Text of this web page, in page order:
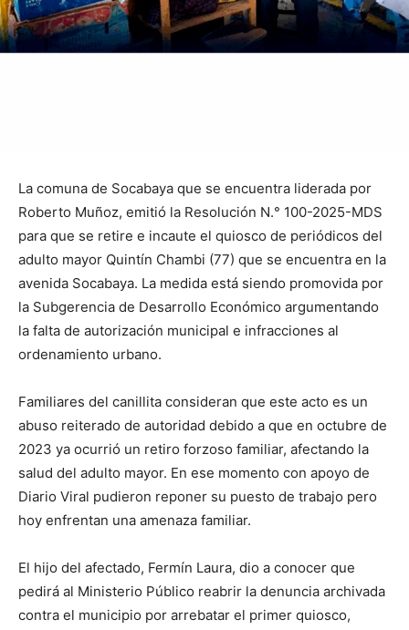
La comuna de Socabaya que se encuentra liderada por
Roberto Muñoz, emitió la Resolución N.° 100-2025-MDS
para que se retire e incaute el quiosco de periódicos del
adulto mayor Quintín Chambi (77) que se encuentra en la
avenida Socabaya. La medida está siendo promovida por
la Subgerencia de Desarrollo Económico argumentando
la falta de autorización municipal e infracciones al
ordenamiento urbano.
Familiares del canillita consideran que este acto es un
abuso reiterado de autoridad debido a que en octubre de
2023 ya ocurrió un retiro forzoso familiar, afectando la
salud del adulto mayor. En ese momento con apoyo de
Diario Viral pudieron reponer su puesto de trabajo pero
hoy enfrentan una amenaza familiar.
El hijo del afectado, Fermín Laura, dio a conocer que
pedirá al Ministerio Público reabrir la denuncia archivada
contra el municipio por arrebatar el primer quiosco,